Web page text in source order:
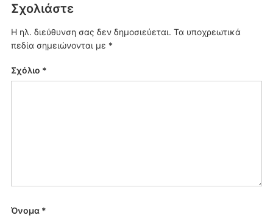
Σχολιάστε
Η ηλ. διεύθυνση σας δεν δημοσιεύεται. Τα υποχρεωτικά
πεδία σημειώνονται με *
Σχόλιο *
Όνομα *